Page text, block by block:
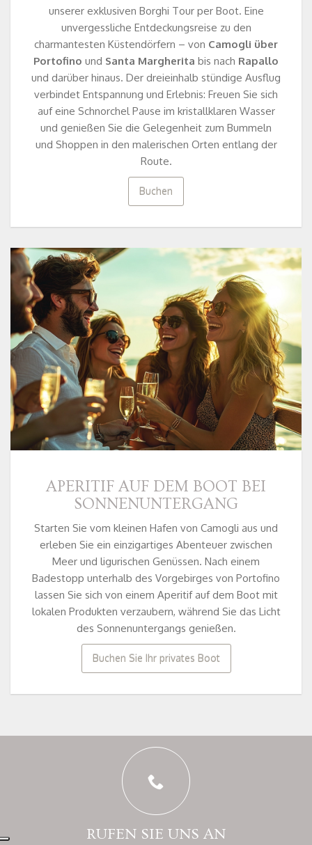
unserer exklusiven Borghi Tour per Boot. Eine
unvergessliche Entdeckungsreise zu den
charmantesten Küstendörfern – von Camogli über
Portofino und Santa Margherita bis nach Rapallo
und darüber hinaus. Der dreieinhalb stündige Ausflug
verbindet Entspannung und Erlebnis: Freuen Sie sich
auf eine Schnorchel Pause im kristallklaren Wasser
und genießen Sie die Gelegenheit zum Bummeln
und Shoppen in den malerischen Orten entlang der
Route.
Buchen
APERITIF AUF DEM BOOT BEI
SONNENUNTERGANG
Starten Sie vom kleinen Hafen von Camogli aus und
erleben Sie ein einzigartiges Abenteuer zwischen
Meer und ligurischen Genüssen. Nach einem
Badestopp unterhalb des Vorgebirges von Portofino
lassen Sie sich von einem Aperitif auf dem Boot mit
lokalen Produkten verzaubern, während Sie das Licht
des Sonnenuntergangs genießen.
Buchen Sie Ihr privates Boot
RUFEN SIE UNS AN